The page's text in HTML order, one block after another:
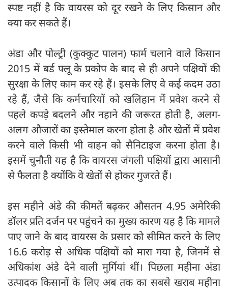
स्पष्ट नहीं है कि वायरस को दूर रखने के लिए किसान और
क्या कर सकते हैं।
अंडा और पोल्ट्री (कुक्कुट पालन) फार्म चलाने वाले किसान
2015 में बर्ड फ्लू के प्रकोप के बाद से ही अपने पक्षियों की
सुरक्षा के लिए काम कर रहे हैं। इसके लिए वे कई कदम उठा
रहे हैं, जैसे कि कर्मचारियों को खलिहान में प्रवेश करने से
पहले कपड़े बदलने और नहाने की जरूरत होती है, अलग-
अलग औजारों का इस्तेमाल करना होता है और खेतों में प्रवेश
करने वाले किसी भी वाहन को सैनिटाइज करना होता है।
इसमें चुनौती यह है कि वायरस जंगली पक्षियों द्वारा आसानी
से फैलता है क्योंकि वे खेतों से होकर गुजरते हैं।
इस महीने अंडे की कीमतें बढ़कर औसतन 4.95 अमेरिकी
डॉलर प्रति दर्जन पर पहुंचने का मुख्य कारण यह है कि मामले
पाए जाने के बाद वायरस के प्रसार को सीमित करने के लिए
16.6 करोड़ से अधिक पक्षियों को मारा गया है, जिनमें से
अधिकांश अंडे देने वाली मुर्गियां थीं। पिछला महीना अंडा
उत्पादक किसानों के लिए अब तक का सबसे खराब महीना